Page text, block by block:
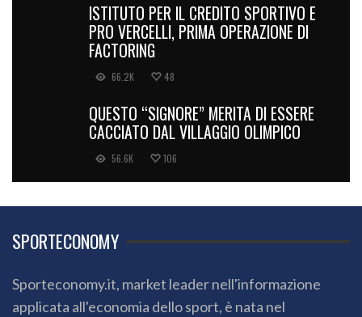
ISTITUTO PER IL CREDITO SPORTIVO E
PRO VERCELLI, PRIMA OPERAZIONE DI
FACTORING
66.2K 48
QUESTO “SIGNORE” MERITA DI ESSERE
CACCIATO DAL VILLAGGIO OLIMPICO
56.6K 106
SPORTECONOMY
Sporteconomy.it, market leader nell'informazione
applicata all'economia dello sport, è nata nel